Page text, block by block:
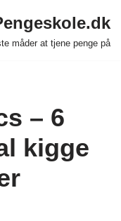
måder at tjene penge på
– 6
kigge